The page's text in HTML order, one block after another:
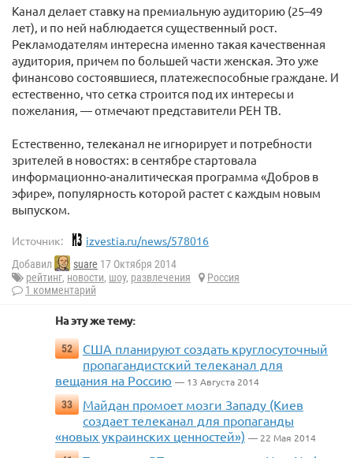
Канал делает ставку на премиальную аудиторию (25–49
лет), и по ней наблюдается существенный рост.
Рекламодателям интересна именно такая качественная
аудитория, причем по большей части женская. Это уже
финансово состоявшиеся, платежеспособные граждане. И
естественно, что сетка строится под их интересы и
пожелания, — отмечают представители РЕН ТВ.
Естественно, телеканал не игнорирует и потребности
зрителей в новостях: в сентябре стартовала
информационно-аналитическая программа «Добров в
эфире», популярность которой растет с каждым новым
выпуском.
Источник: izvestia.ru/news/578016
Добавил suare 17 Октября 2014
рейтинг, новости, шоу, развлечения
Россия
1 комментарий
На эту же тему:
52
США планируют создать круглосуточный
пропагандистский телеканал для
вещания на Россию — 13 Августа 2014
33
Майдан промоет мозги Западу (Киев
создает телеканал для пропаганды
«новых украинских ценностей») — 22 Мая 2014